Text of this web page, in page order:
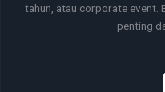
tahun, atau corporate event.
penting